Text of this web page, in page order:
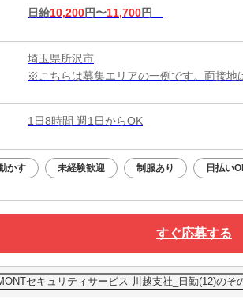
日給10,200円〜11,700円
埼玉県所沢市
※こちらは募集エリアの一例です。面接地
1日8時間 週1日からOK
かす 未経験歓迎 制服あり 日払い
すぐ応募する
セキュリティサービス 川越支社_日勤(12)のそ